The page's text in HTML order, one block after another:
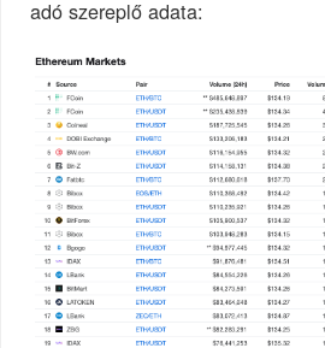
adó szereplő adata: